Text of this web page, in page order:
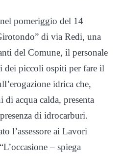
pomeriggio del 14
di via Redi, una
del Comune, il personale
dei piccoli ospiti per fare il
idrica che,
acqua calda, presenta
di idrocarburi.
l’assessore ai Lavori
– spiega